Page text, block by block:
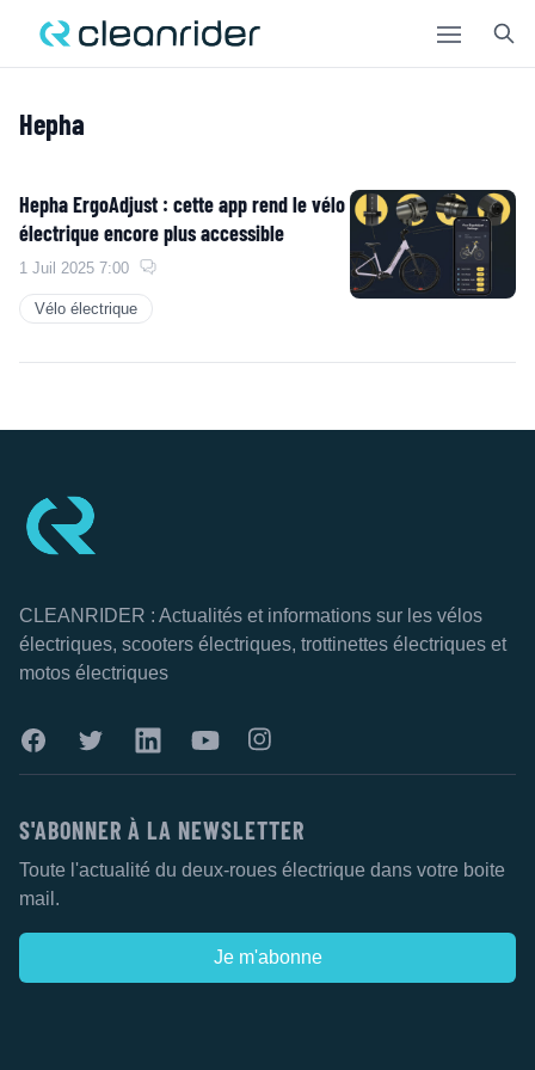
Open
Hepha
Hepha ErgoAdjust : cette app rend le vélo
électrique encore plus accessible
1 Juil 2025 7:00
Vélo électrique
CLEANRIDER : Actualités et informations sur les vélos
électriques, scooters électriques, trottinettes électriques et
motos électriques
Facebook
Twitter LinkekinYoutubeInstagram
S'ABONNER À LA NEWSLETTER
Toute l'actualité du deux-roues électrique dans votre boite
mail.
Je m'abonne